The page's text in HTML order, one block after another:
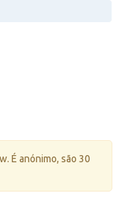
É anónimo, são 30